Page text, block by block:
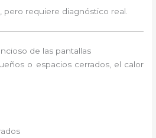
, pero requiere diagnóstico real.
de las pantallas
o espacios cerrados, el calor